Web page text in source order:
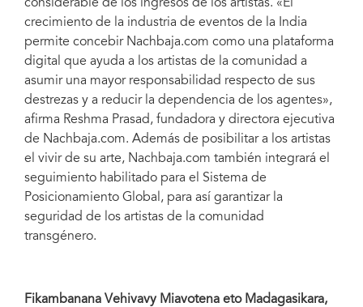
considerable de los ingresos de los artistas. «El
crecimiento de la industria de eventos de la India
permite concebir Nachbaja.com como una plataforma
digital que ayuda a los artistas de la comunidad a
asumir una mayor responsabilidad respecto de sus
destrezas y a reducir la dependencia de los agentes»,
afirma Reshma Prasad, fundadora y directora ejecutiva
de Nachbaja.com. Además de posibilitar a los artistas
el vivir de su arte, Nachbaja.com también integrará el
seguimiento habilitado para el Sistema de
Posicionamiento Global, para así garantizar la
seguridad de los artistas de la comunidad
transgénero.
Fikambanana Vehivavy Miavotena eto Madagasikara,